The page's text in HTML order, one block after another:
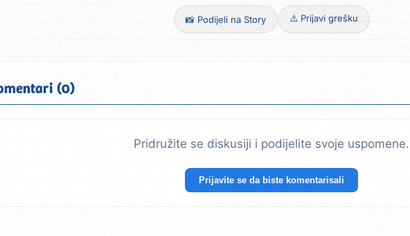
📸 Podijeli na Story ⚠️ Prijavi grešku
(0)
Pridružite se diskusiji i podijelite svoje uspomene.
Prijavite se da biste komentarisali